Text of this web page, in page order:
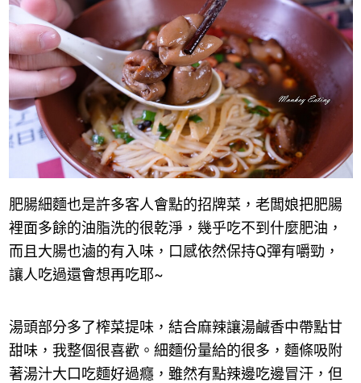
肥腸細麵也是許多客人會點的招牌菜，老闆娘把肥腸
裡面多餘的油脂洗的很乾淨，幾乎吃不到什麼肥油，
而且大腸也滷的有入味，口感依然保持Q彈有嚼勁，
讓人吃過還會想再吃耶~
湯頭部分多了榨菜提味，結合麻辣讓湯鹹香中帶點甘
甜味，我整個很喜歡。細麵份量給的很多，麵條吸附
著湯汁大口吃麵好過癮，雖然有點辣邊吃邊冒汗，但